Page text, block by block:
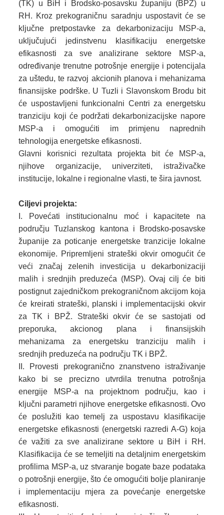
(TK) u BiH i Brodsko-posavsku županiju (BPŽ) u
RH. Kroz prekograničnu saradnju uspostavit će se
ključne pretpostavke za dekarbonizaciju MSP-a,
uključujući jedinstvenu klasifikaciju energetske
efikasnosti za sve analizirane sektore MSP-a,
određivanje trenutne potrošnje energije i potencijala
za uštedu, te razvoj akcionih planova i mehanizama
finansijske podrške. U Tuzli i Slavonskom Brodu bit
će uspostavljeni funkcionalni Centri za energetsku
tranziciju koji će podržati dekarbonizacijske napore
MSP-a i omogućiti im primjenu naprednih
tehnologija energetske efikasnosti.
Glavni korisnici rezultata projekta bit će MSP-a,
njihove organizacije, univerziteti, istraživačke
institucije, lokalne i regionalne vlasti, te šira javnost.
Ciljevi projekta:
Povećati institucionalnu moć i kapacitete na
području Tuzlanskog kantona i Brodsko-posavske
županije za poticanje energetske tranzicije lokalne
ekonomije. Pripremljeni strateški okvir omogućit će
veći značaj zelenih investicija u dekarbonizaciji
malih i srednjih preduzeća (MSP). Ovaj cilj će biti
postignut zajedničkom prekograničnom akcijom koja
će kreirati strateški, planski i implementacijski okvir
za TK i BPŽ. Strateški okvir će se sastojati od
preporuka, akcionog plana i finansijskih
mehanizama za energetsku tranziciju malih i
srednjih preduzeća na području TK i BPŽ.
Provesti prekogranično znanstveno istraživanje
kako bi se precizno utvrdila trenutna potrošnja
energije MSP-a na projektnom području, kao i
ključni parametri njihove energetske efikasnosti. Ovo
će poslužiti kao temelj za uspostavu klasifikacije
energetske efikasnosti (energetski razredi A-G) koja
će važiti za sve analizirane sektore u BiH i RH.
Klasifikacija će se temeljiti na detaljnim energetskim
profilima MSP-a, uz stvaranje bogate baze podataka
o potrošnji energije, što će omogućiti bolje planiranje
i implementaciju mjera za povećanje energetske
efikasnosti.